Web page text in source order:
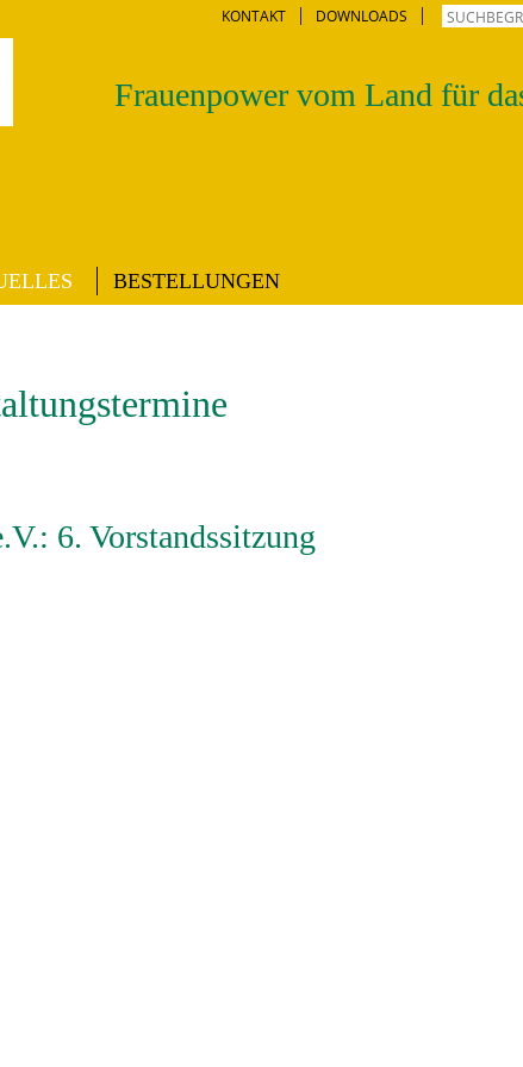
KONTAKT DOWNLOADS
Frauenpower vom Land für
BESTELLUNGEN
6. Vorstandssitzung